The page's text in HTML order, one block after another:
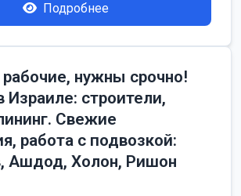
Подробнее
рабочие, нужны срочно!
Израиле: строители,
Свежие
работа с подвозкой:
Ашдод, Холон, Ришон